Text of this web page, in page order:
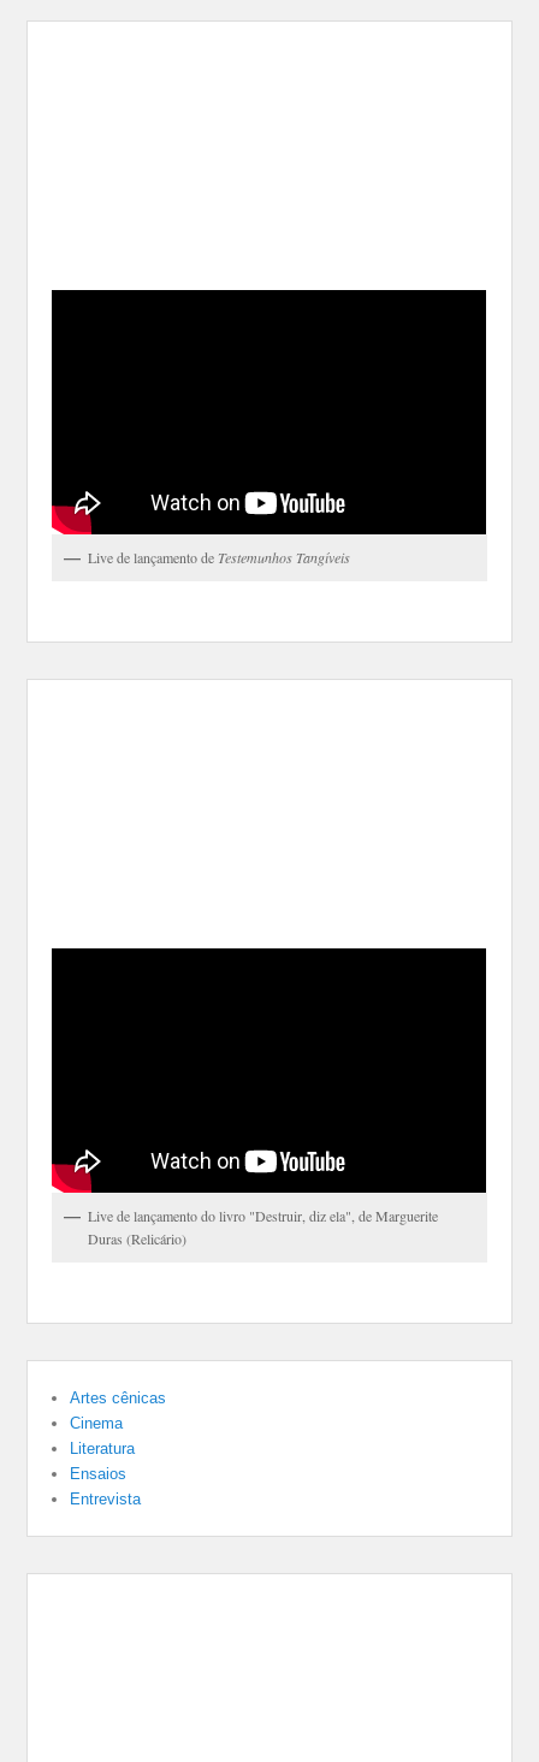
Live de lançamento de Testemunhos Tangíveis
Live de lançamento do livro "Destruir, diz ela", de Marguerite
Duras (Relicário)
Artes cênicas
Cinema
Literatura
Ensaios
Entrevista